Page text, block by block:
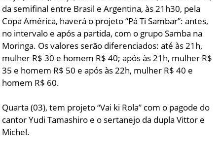
da semifinal entre Brasil e Argentina, às 21h30, pela
Copa América, haverá o projeto “Pá Ti Sambar”: antes,
no intervalo e após a partida, com o grupo Samba na
Moringa. Os valores serão diferenciados: até às 21h,
mulher R$ 30 e homem R$ 40; após às 21h, mulher R$
35 e homem R$ 50 e após às 22h, mulher R$ 40 e
homem R$ 60.
Quarta (03), tem projeto “Vai ki Rola” com o pagode do
cantor Yudi Tamashiro e o sertanejo da dupla Vittor e
Michel.